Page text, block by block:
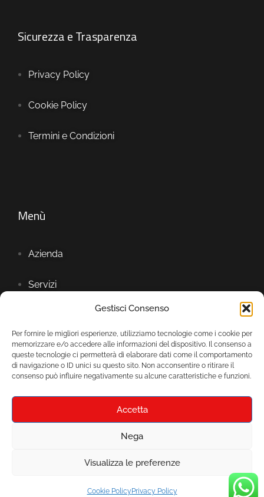
Gestisci Consenso
Per fornire le migliori esperienze, utilizziamo tecnologie come i cookie per
memorizzare e/o accedere alle informazioni del dispositivo. Il consenso a
queste tecnologie ci permetterà di elaborare dati come il comportamento
di navigazione o ID unici su questo sito. Non acconsentire o ritirare il
consenso può influire negativamente su alcune caratteristiche e funzioni.
Accetta
Nega
Visualizza le preferenze
Cookie Policy Privacy Policy
Sicurezza e Trasparenza
Privacy Policy
Cookie Policy
Termini e Condizioni
Menù
Azienda
Servizi
Mirium srl